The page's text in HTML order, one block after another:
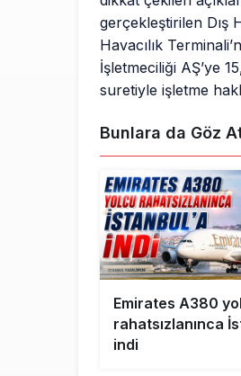
gerçekleştirilen Dış
Havacılık
İşletmeciliği AŞ’ye
suretiyle işletme
Bunlara da Göz
Emirates A380
rahatsızlanınca
indi